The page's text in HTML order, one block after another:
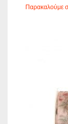
Παρακαλούμε